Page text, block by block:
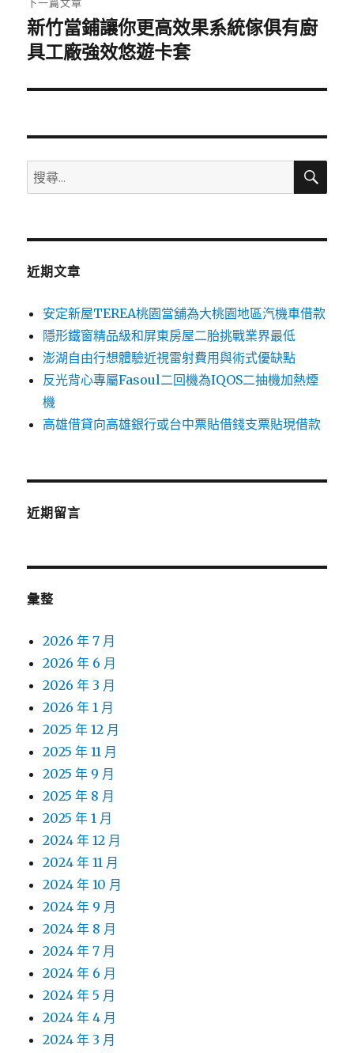
下
一
文
新竹當鋪讓你更高效果系統傢俱有廚
具工廠強效悠遊卡套
搜
尋
鍵
搜
近期文章
安定新屋TEREA桃園當舖為大桃園地區汽機車借款
隱形鐵窗精品級和屏東房屋二胎挑戰業界最低
澎湖自由行想體驗近視雷射費用與術式優缺點
反光背心專屬Fasoul二回機為IQOS二抽機加熱煙
機
高雄借貸向高雄銀行或台中票貼借錢支票貼現借款
近期留言
彙整
2026 年 7 月
2026 年 6 月
2026 年 3 月
2026 年 1 月
2025 年 12 月
2025 年 11 月
2025 年 9 月
2025 年 8 月
2025 年 1 月
2024 年 12 月
2024 年 11 月
2024 年 10 月
2024 年 9 月
2024 年 8 月
2024 年 7 月
2024 年 6 月
2024 年 5 月
2024 年 4 月
2024 年 3 月